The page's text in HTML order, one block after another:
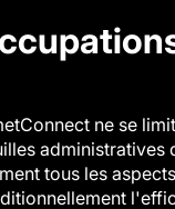
ne se
administratives
tous les